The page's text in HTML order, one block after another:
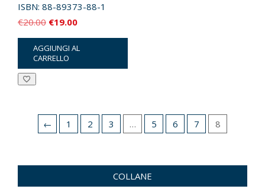
ISBN: 88-89373-88-1
€20.00 Il
prezzo
originale
era:
€19.00Il
prezzo
attuale
è:
AGGIUNGI AL
CARRELLO
← 1 2 3 … 5 6 7 8
COLLANE